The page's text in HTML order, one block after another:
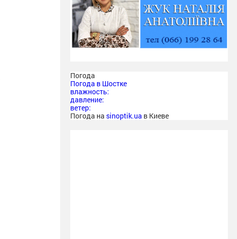
Погода
Погода в Шостке
влажность:
давление:
ветер:
Погода на sinoptik.ua в Киеве